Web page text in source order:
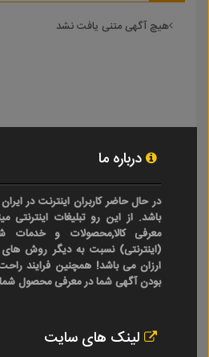
هیچ آگهی متنی یافت نشد
درباره ما
باشد. از این رو تبلیغات اینترنتی
معرفی کالا,محصولات و خدمات
(اینترنتی) نسبت به دیگر روش های
ارزان می باشد! همچنین فرایند
بودن آگهی شما در معرفی محصول
لینک های سایت